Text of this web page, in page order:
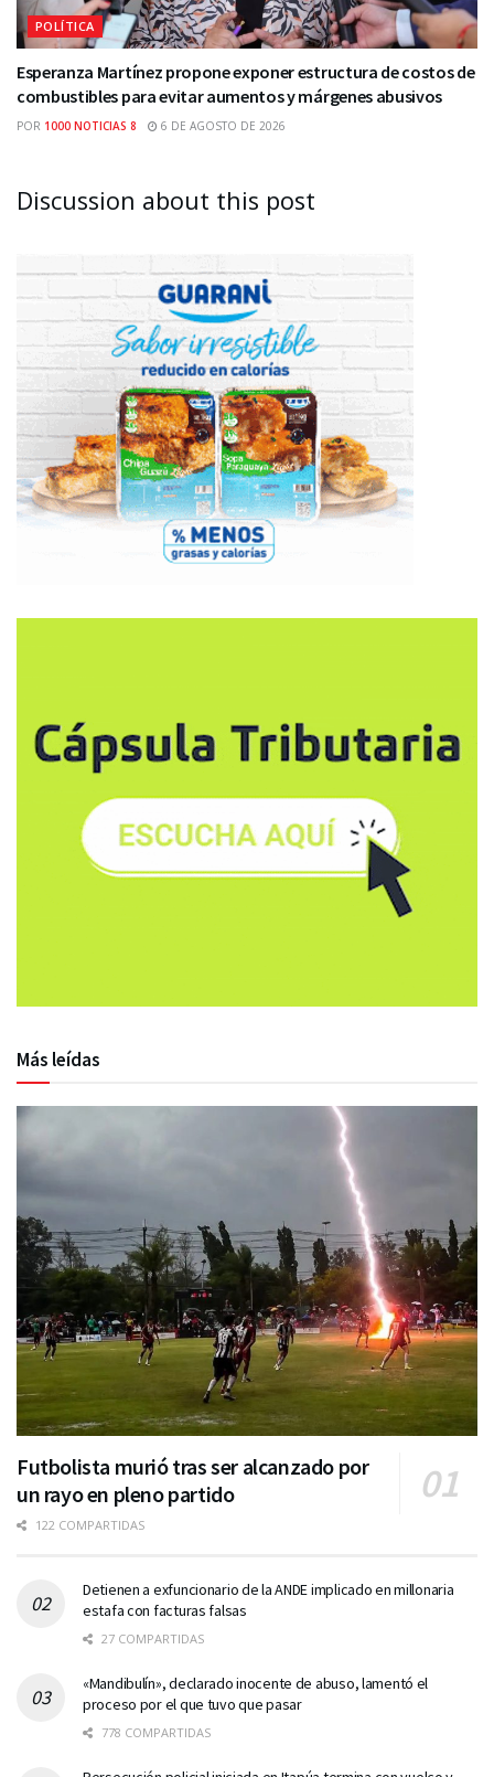
POLÍTICA
Esperanza Martínez propone exponer estructura de costos de
combustibles para evitar aumentos y márgenes abusivos
POR 1000 NOTICIAS 8 6 DE AGOSTO DE 2026
Discussion about this post
Más leídas
Futbolista murió tras ser alcanzado por
un rayo en pleno partido
122 COMPARTIDAS
Detienen a exfuncionario de la ANDE implicado en millonaria
estafa con facturas falsas
27 COMPARTIDAS
«Mandibulín», declarado inocente de abuso, lamentó el
proceso por el que tuvo que pasar
778 COMPARTIDAS